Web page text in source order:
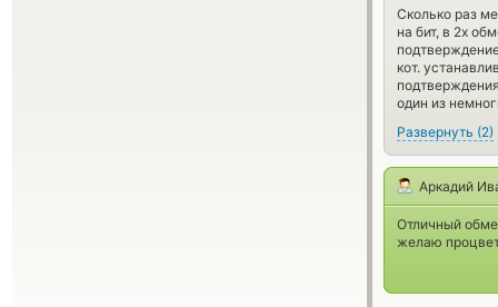
Сколько раз
на бит, в 2х
кот.
один из
Развернуть (2)
Аркадий
Отличный
желаю